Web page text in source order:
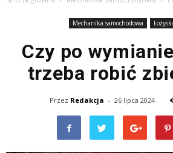
Mechanika samochodowa
Czy po
trzeba robić
Przez Redakcja - 26 lipca 2024